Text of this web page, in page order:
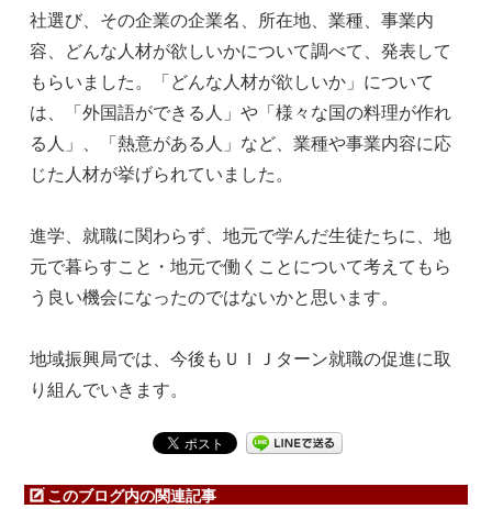
社選び、その企業の企業名、所在地、業種、事業内
容、どんな人材が欲しいかについて調べて、発表して
もらいました。「どんな人材が欲しいか」について
は、「外国語ができる人」や「様々な国の料理が作れ
る人」、「熱意がある人」など、業種や事業内容に応
じた人材が挙げられていました。
進学、就職に関わらず、地元で学んだ生徒たちに、地
元で暮らすこと・地元で働くことについて考えてもら
う良い機会になったのではないかと思います。
地域振興局では、今後もＵＩＪターン就職の促進に取
り組んでいきます。
このブログ内の関連記事